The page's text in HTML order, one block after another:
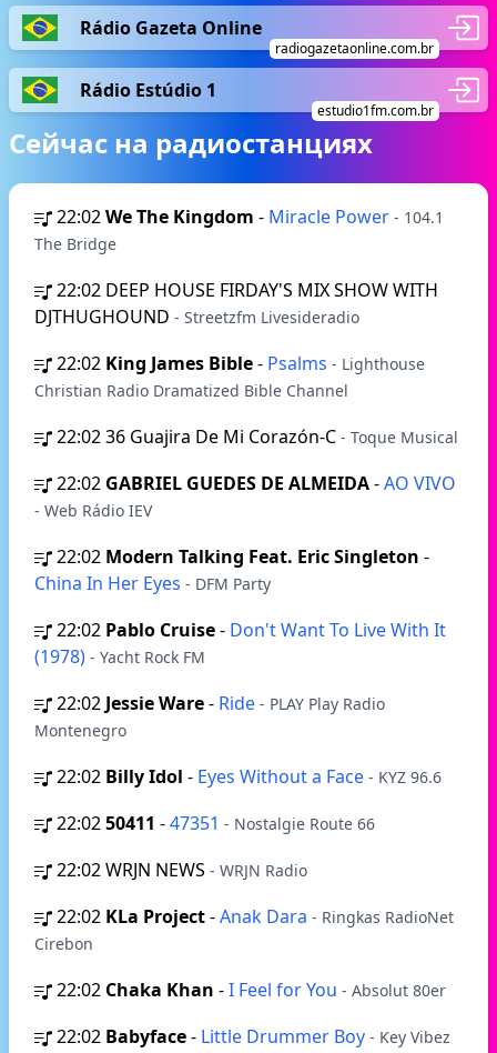
Rádio Gazeta Online
radiogazetaonline.com.br
Rádio Estúdio 1
estudio1fm.com.br
Сейчас на радиостанциях
22:02We The Kingdom - Miracle Power - 104.1
The Bridge
22:02 DEEP HOUSE FIRDAY'S MIX SHOW WITH
DJTHUGHOUND - Streetzfm Livesideradio
22:02 King James Bible- Psalms - Lighthouse
Christian Radio Dramatized Bible Channel
22:0236 Guajira De Mi Corazón-C - Toque Musical
22:02 GABRIEL GUEDES DE ALMEIDA-AO VIVO
- Web Rádio IEV
22:02 Modern Talking Feat. Eric Singleton -
China In Her Eyes - DFM Party
22:02 Pablo Cruise- Don't Want To Live With It
(1978) - Yacht Rock FM
22:02 Jessie Ware- Ride - PLAY Play Radio
Montenegro
22:02 Billy Idol - Eyes Without a Face - KYZ 96.6
22:0250411 -47351 - Nostalgie Route 66
22:02WRJN NEWS - WRJN Radio
22:02 KLa Project-Anak Dara - Ringkas RadioNet
Cirebon
22:02 Chaka Khan -I Feel for You - Absolut 80er
22:02 Babyface- Little Drummer Boy - Key Vibez